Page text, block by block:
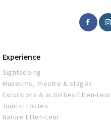
Experience
Sightseeing
Museums, theatre & stages
Excursions & activities Etten-Leur
Tourist routes
Nature Etten-Leur